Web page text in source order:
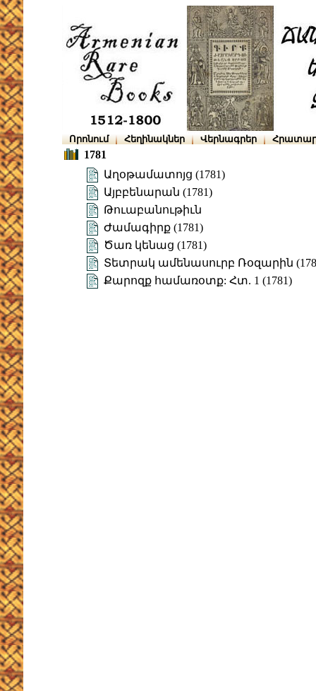
Որոնում Հեղինակներ Վերնագրեր
1781
Աղօթամատոյց (1781)
Այբբենարան (1781)
Թուաբանութիւն
Ժամագիրք (1781)
Ծառ կենաց (1781)
Տետրակ ամենասուրբ Ռօզարին
Քարոզք համառօտք: Հտ. 1 (1781)